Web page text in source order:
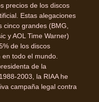
precios de los discos
Estas alegaciones
cinco grandes (BMG,
y AOL Time Warner)
de los discos
en todo el mundo.
de la
2003, la RIAA he
campaña legal contra